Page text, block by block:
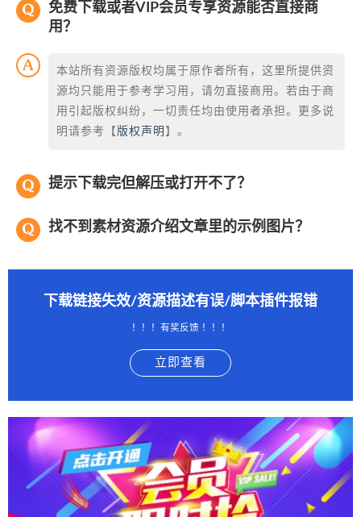
免费下载或者VIP会员专享资源能否直接商
用？
本站所有资源版权均属于原作者所有，这里所提供资
源均只能用于参考学习用，请勿直接商用。若由于商
用引起版权纠纷，一切责任均由使用者承担。更多说
明请参考【 版权声明 】。
提示下载完但解压或打开不了？
找不到素材资源介绍文章里的示例图片？
下载链接失效/资源描述有误/脚本插件报错
！！！有奖反馈 ！！！
立即查看